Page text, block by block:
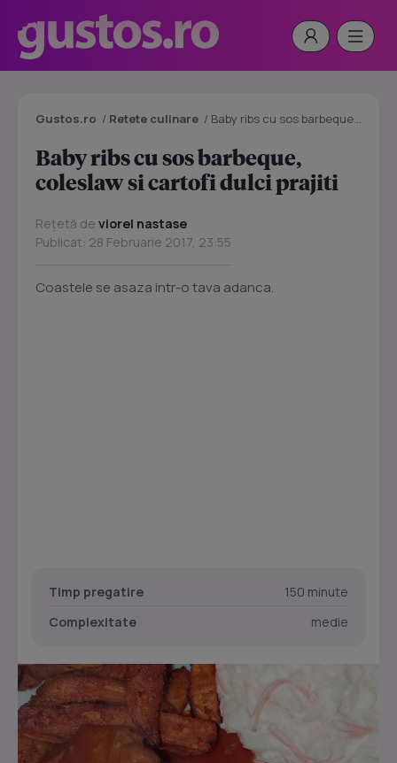
Gustos.ro / Retete culinare / Baby ribs cu sos barbeque, coleslaw si cartofi dulci prajiti
Baby ribs cu sos barbeque,
coleslaw si cartofi dulci prajiti
Rețetă de viorel nastase
Publicat: 28 Februarie 2017, 23:55
Coastele se asaza intr-o tava adanca.
Timp pregatire
150 minute
Complexitate
medie